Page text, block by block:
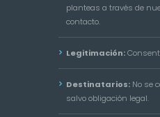
planteas a través de
contacto.
Legitimación:
Destinatarios: No se
salvo obligación legal.